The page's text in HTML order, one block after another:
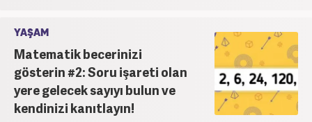
YAŞAM
Matematik becerinizi
gösterin #2: Soru işareti olan
yere gelecek sayıyı bulun ve
kendinizi kanıtlayın!